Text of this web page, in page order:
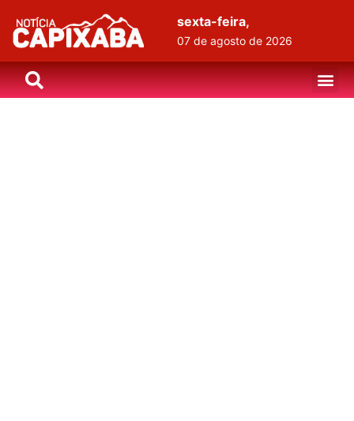
sexta-feira,
07 de agosto de 2026